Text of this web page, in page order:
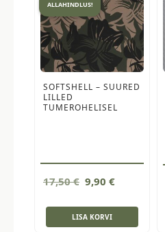
ALLAHINDLUS!
SOFTSHELL – SUURED
LILLED
TUMEROHELISEL
17,50€ Algne
oli:
17,50 €.
9,90 €Current
is:
LISA KORVI